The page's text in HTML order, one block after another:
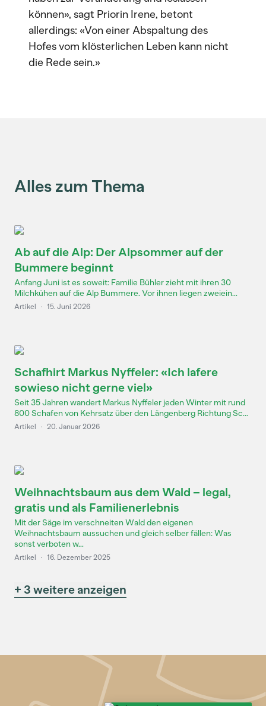
können», sagt Priorin Irene, betont
allerdings: «Von einer Abspaltung des
Hofes vom klösterlichen Leben kann nicht
die Rede sein.»
Alles zum Thema
Ab auf die Alp: Der Alpsommer auf der
Bummere beginnt
Anfang Juni ist es soweit: Familie Bühler zieht mit ihren 30
Milchkühen auf die Alp Bummere. Vor ihnen liegen zweiein...
Artikel · 15. Juni 2026
Schafhirt Markus Nyffeler: «Ich lafere
sowieso nicht gerne viel»
Seit 35 Jahren wandert Markus Nyffeler jeden Winter mit rund
800 Schafen von Kehrsatz über den Längenberg Richtung Sc...
Artikel · 20. Januar 2026
Weihnachtsbaum aus dem Wald – legal,
gratis und als Familienerlebnis
Mit der Säge im verschneiten Wald den eigenen
Weihnachtsbaum aussuchen und gleich selber fällen: Was
sonst verboten w...
Artikel · 16. Dezember 2025
+ 3 weitere anzeigen